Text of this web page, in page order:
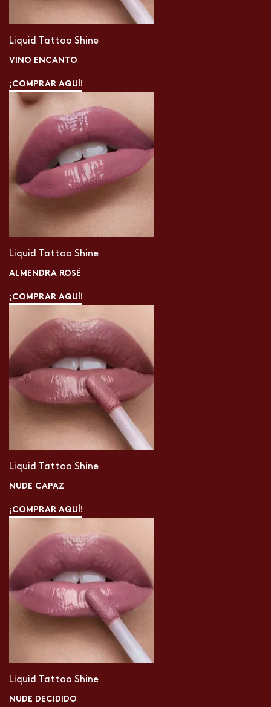
Liquid Tattoo Shine
VINO ENCANTO
¡COMPRAR AQUÍ!
Liquid Tattoo Shine
ALMENDRA ROSÉ
¡COMPRAR AQUÍ!
Liquid Tattoo Shine
NUDE CAPAZ
¡COMPRAR AQUÍ!
Liquid Tattoo Shine
NUDE DECIDIDO